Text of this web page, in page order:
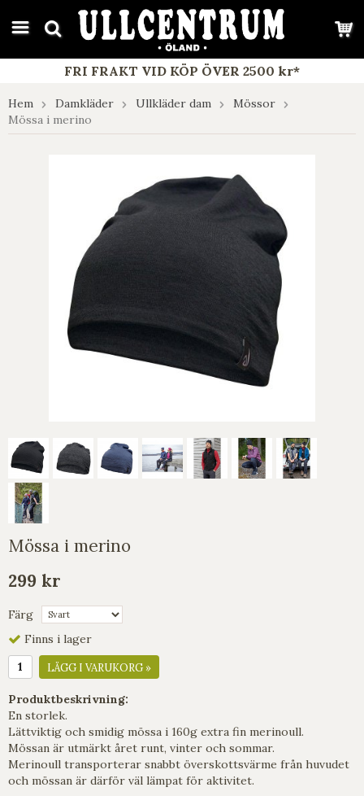
google-site-verification: google7e4b1026db5d9f32.html
FRI FRAKT VID KÖP ÖVER 2500 kr*
Hem Damkläder Ullkläder dam
Mössor
Mössa i merino
Mössa i merino
299 kr
Färg
Finns i lager
LÄGG I VARUKORG »
Produktbeskrivning:
En storlek.
Lättviktig och smidig mössa i 160g extra fin merinoull.
Mössan är utmärkt året runt, vinter och sommar.
Merinoull transporterar snabbt överskottsvärme från huvudet
och mössan är därför väl lämpat för aktivitet.